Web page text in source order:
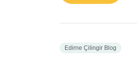
Edirne Çilingir Blog